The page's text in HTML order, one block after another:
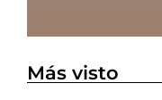
Más visto